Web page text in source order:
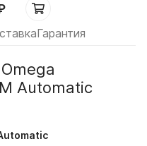
Гарантия
Automatic